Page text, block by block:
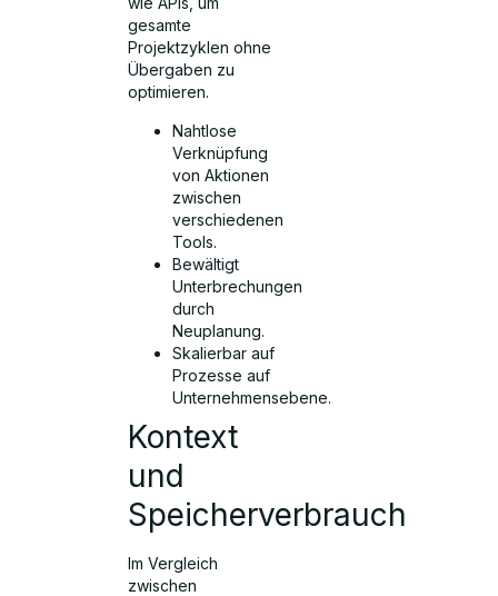
gesamte
Projektzyklen ohne
Übergaben zu
optimieren.
Nahtlose
Verknüpfung
von Aktionen
zwischen
verschiedenen
Tools.
Bewältigt
Unterbrechungen
durch
Neuplanung.
Skalierbar auf
Prozesse auf
Unternehmensebene.
Kontext
und
Speicherverbrauch
Im Vergleich
zwischen